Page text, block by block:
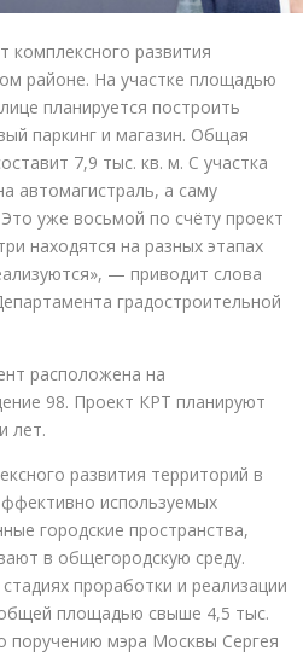
комплексного развития
районе. На участке площадью
планируется построить
паркинг и магазин. Общая
7,9 тыс. кв. м. С участка
автомагистраль, а саму
уже восьмой по счёту проект
находятся на разных этапах
— приводит слова
градостроительной
расположена на
98. Проект КРТ планируют
лет.
развития территорий в
используемых
городские пространства,
в общегородскую среду.
проработки и реализации
площадью свыше 4,5 тыс.
поручению мэра Москвы Сергея